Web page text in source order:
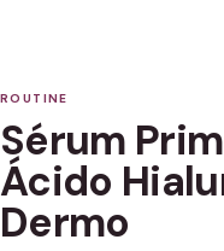
ROUTINE
Sérum
Ácido
Dermo